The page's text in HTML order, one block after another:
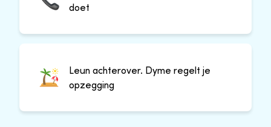
doet
Leun achterover. Dyme regelt je
opzegging